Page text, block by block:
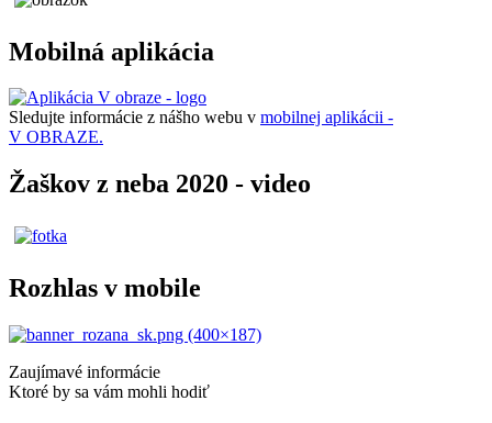
Mobilná aplikácia
Sledujte informácie z nášho webu v mobilnej aplikácii -
V OBRAZE.
Žaškov z neba 2020 - video
Rozhlas v mobile
Zaujímavé informácie
Ktoré by sa vám mohli hodiť